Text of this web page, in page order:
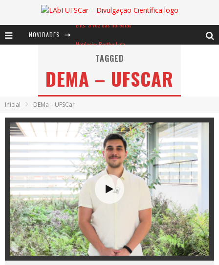
NOVIDADES
Ents: a voz das florestas
TAGGED
DEMA – UFSCAR
Inicial DEMa – UFSCar